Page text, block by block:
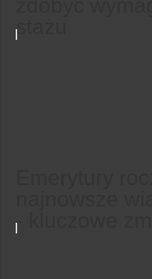
stażu
- kluczowe